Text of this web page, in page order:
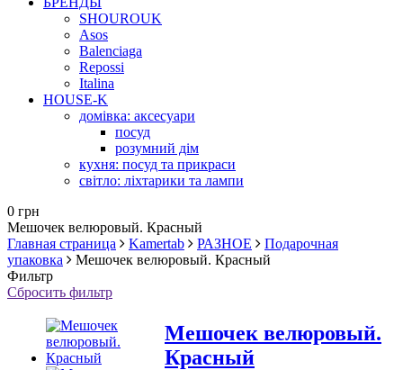
SHOUROUK
Asos
Balenciaga
Repossi
Italina
HOUSE-K
домівка: аксесуари
посуд
розумний дім
кухня: посуд та прикраси
світло: ліхтарики та лампи
0 грн
Мешочек велюровый. Красный
Главная страница
Kamertab РАЗНОЕ
Подарочная
упаковка
Мешочек велюровый. Красный
Фильтр
Сбросить фильтр
Мешочек велюровый.
Красный